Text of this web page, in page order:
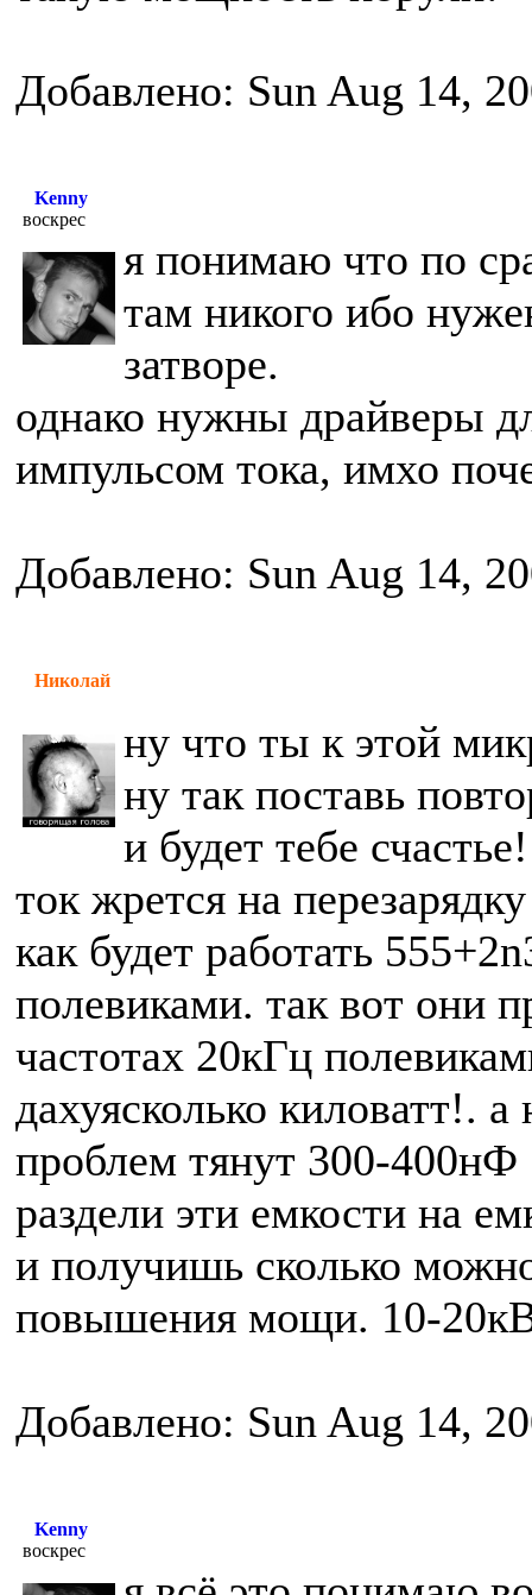
Добавлено: Sun Aug 14,
Kenny
воскрес
я понимаю что по
там никого ибо
затворе.
однако нужны драйверы
импульсом тока, имхо
Добавлено: Sun Aug 14,
Николай
ну что ты к этой
ну так поставь
и будет тебе счастье!
ток жрется на
как будет работать
полевиками. так вот они
частотах 20кГц
дахуясколько киловатт!.
проблем тянут 300-400нФ
раздели эти емкости на
и получишь сколько
повышения мощи. 10-
Добавлено: Sun Aug 14,
Kenny
воскрес